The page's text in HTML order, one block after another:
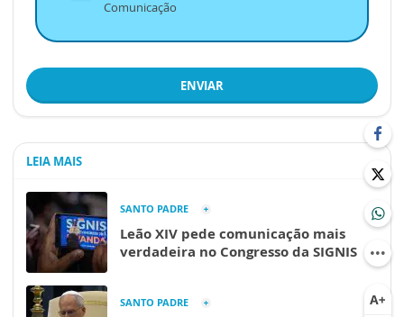
Comunicação
ENVIAR
LEIA MAIS
SANTO PADRE
Leão XIV pede comunicação mais
verdadeira no Congresso da SIGNIS
SANTO PADRE